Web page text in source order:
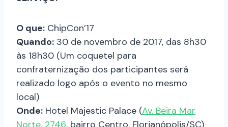
O que: ChipCon’17
Quando: 30 de novembro de 2017, das 8h30
às 18h30 (Um coquetel para
confraternização dos participantes será
realizado logo após o evento no mesmo
local)
Onde: Hotel Majestic Palace (Av. Beira Mar
Norte, 2746, bairro Centro, Florianópolis/SC)